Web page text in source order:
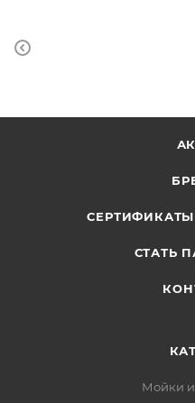
СТАТЬ
Мойки и